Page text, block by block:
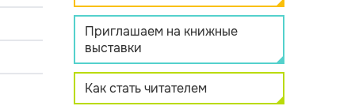
Приглашаем на книжные
выставки
Как стать читателем